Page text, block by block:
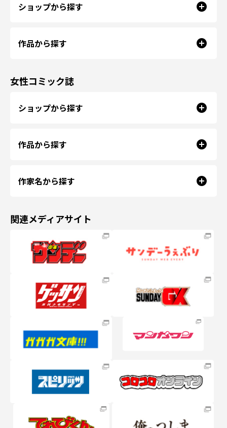
ショップから探す
作品から探す
女性コミック誌
ショップから探す
作品から探す
作家名から探す
関連メディアサイト